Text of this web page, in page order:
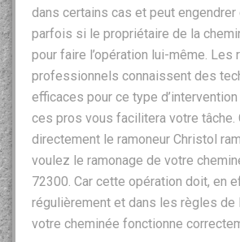
dans certains cas et peut
parfois si le propriétaire de la
pour faire l’opération lui-même. Les
professionnels connaissent des
efficaces pour ce type
ces pros vous facilitera votre tâche.
directement le ramoneur Christol
voulez le ramonage de votre
72300. Car cette opération doit, en
régulièrement et dans les règles de
votre cheminée fonctionne